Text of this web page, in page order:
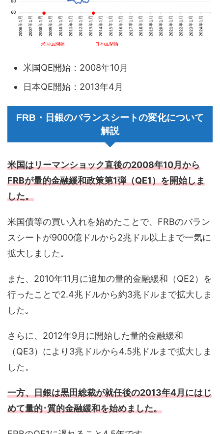
米国QE開始：2008年10月
日本QE開始：2013年4月
FRB・日銀のバランスシートの変化について
解説
米国はリーマンショック直後の2008年10月から
FRBが量的金融緩和政策第1弾（QE1）を開始しま
した。
米国債等の買い入れを始めたことで、FRBのバラン
スシートが9000億ドルから2兆ドル以上まで一気に
拡大しました｡
また、2010年11月に追加の量的金融緩和（QE2）を
行ったことで2.4兆ドルから約3兆ドルまで拡大しま
した｡
さらに、2012年9月に開始した量的金融緩和
（QE3）により3兆ドルから4.5兆ドルまで拡大しま
した。
一方、日銀は黒田総裁が就任後の2013年4月にはじ
めて量的･質的金融緩和を始めました。